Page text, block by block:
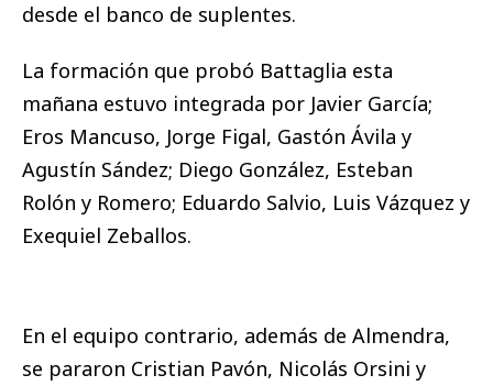
desde el banco de suplentes.
La formación que probó Battaglia esta
mañana estuvo integrada por Javier García;
Eros Mancuso, Jorge Figal, Gastón Ávila y
Agustín Sández; Diego González, Esteban
Rolón y Romero; Eduardo Salvio, Luis Vázquez y
Exequiel Zeballos.
En el equipo contrario, además de Almendra,
se pararon Cristian Pavón, Nicolás Orsini y